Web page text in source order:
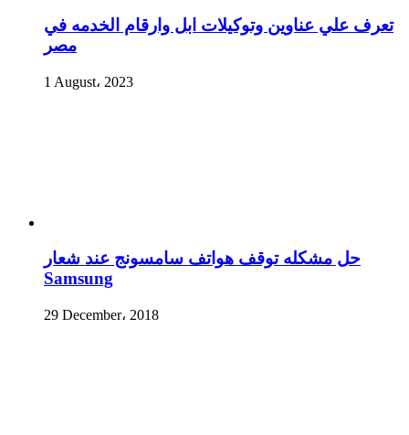
تعرف علي عناوين وتوكيلات ابل وارقام الخدمه في
مصر
1 August، 2023
حل مشكله توقف هواتف سامسونج عند شعار
Samsung
29 December، 2018